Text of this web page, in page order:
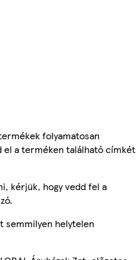
folyamatosan
el a terméken található címkét
kérjük, hogy vedd fel a
semmilyen helytelen